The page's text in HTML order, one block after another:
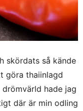
skördats så kände
göra thaiinlagd
hade jag
där är min odling